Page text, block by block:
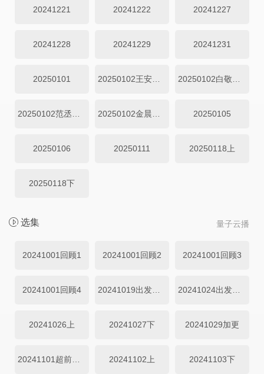
20241221 20241222 20241227
20241228 20241229 20241231
20250101 20250102王安宇直拍
20250105
20250106 20250111 20250118上
20250118下
量子云播
选集
20241001回顾1 20241001回顾2 20241001回顾3
20241001回顾4 20241019出发团出发前上集 20241024出发团出发前下集
20241026上 20241027下 20241029加更
20241102上 20241103下